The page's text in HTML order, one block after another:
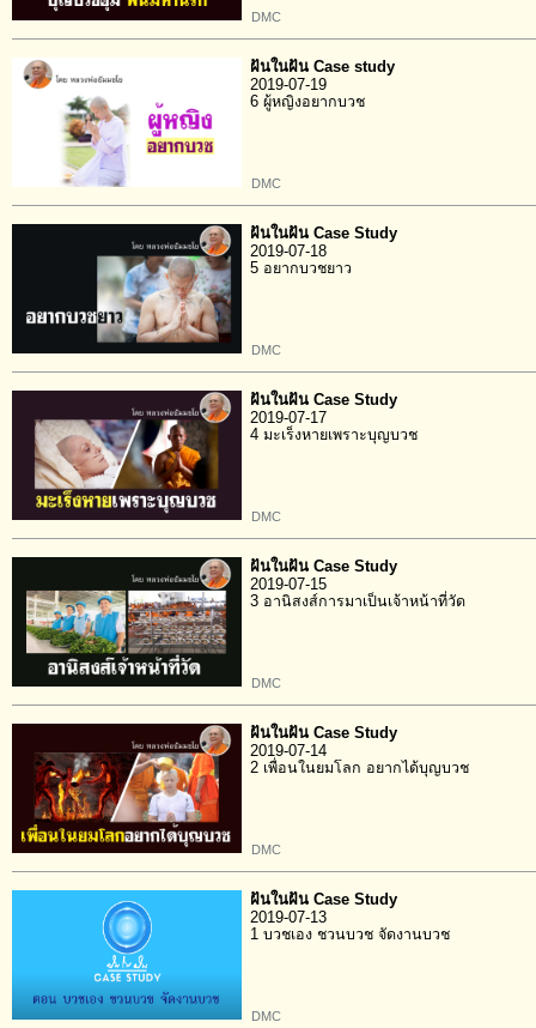
DMC
ฝันในฝัน Case study
2019-07-19
6 ผู้หญิงอยากบวช
DMC
ฝันในฝัน Case Study
2019-07-18
5 อยากบวชยาว
DMC
ฝันในฝัน Case Study
2019-07-17
4 มะเร็งหายเพราะบุญบวช
DMC
ฝันในฝัน Case Study
2019-07-15
3 อานิสงส์การมาเป็นเจ้าหน้าที่วัด
DMC
ฝันในฝัน Case Study
2019-07-14
2 เพื่อนในยมโลก อยากได้บุญบวช
DMC
ฝันในฝัน Case Study
2019-07-13
1 บวชเอง ชวนบวช จัดงานบวช
DMC